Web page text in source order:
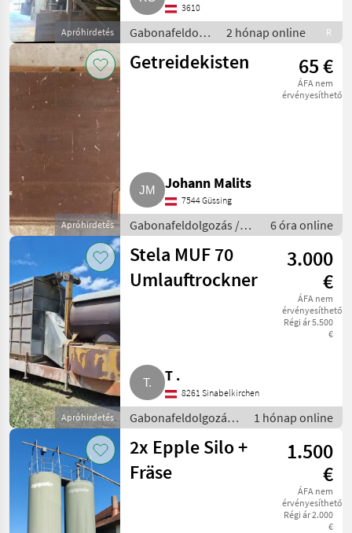
Apróhirdetés
3610
Gabonafeldolgozás
/ Magtisztító
2 hónap online R
Apróhirdetés
Getreidekisten 65 €
ÁFA nem
érvényesíthető
Johann Malits
7544 Güssing
Gabonafeldolgozás /
Gabonasiló
6 óra online
Apróhirdetés
Stela MUF 70
Umlauftrockner
3.000
€
ÁFA nem
érvényesíthető
Régi ár 5.500
€
T .
8261 Sinabelkirchen
Gabonafeldolgozás
/ Magtisztító
1 hónap online
2x Epple Silo +
Fräse
1.500
€
ÁFA nem
érvényesíthető
Régi ár 2.000
€